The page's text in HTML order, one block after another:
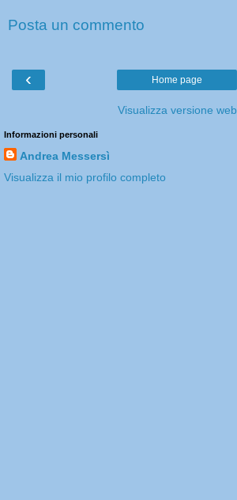
Posta un commento
‹ Home page
Visualizza versione web
Informazioni personali
Andrea Messersì
Visualizza il mio profilo completo